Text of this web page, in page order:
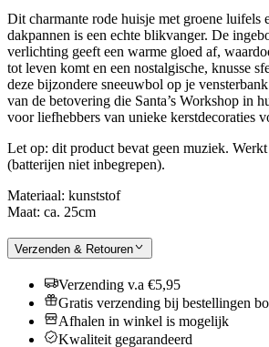
Dit charmante rode huisje met groene luifels
dakpannen is een echte blikvanger. De
verlichting geeft een warme gloed af,
tot leven komt en een nostalgische, knusse
deze bijzondere sneeuwbol op je
van de betovering die Santa’s Workshop in
voor liefhebbers van unieke kerstdecoraties
Let op: dit product bevat geen muziek.
(batterijen niet inbegrepen).
Materiaal: kunststof
Maat: ca. 25cm
Verzenden & Retouren
Verzending v.a €5,95
Gratis verzending bij bestellingen
Afhalen in winkel is mogelijk
Kwaliteit gegarandeerd